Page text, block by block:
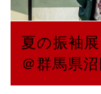
夏の振袖
＠群馬県